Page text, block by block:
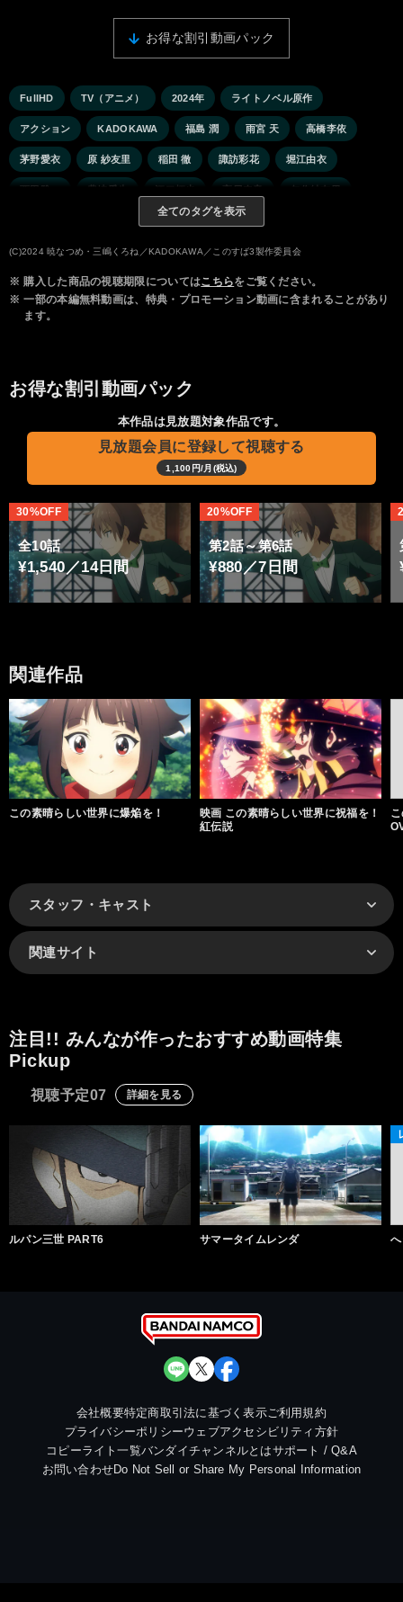
お得な割引動画パック
FullHD TV（アニメ） 2024年 ライトノベル原作
アクション KADOKAWA 福島 潤 雨宮 天 高橋李依
茅野愛衣 原 紗友里 稲田 徹 諏訪彩花 堀江由衣
西田雅一 豊崎愛生 江口拓也 高尾奏音 矢作紗友里
全てのタグを表示
(C)2024 暁なつめ・三嶋くろね／KADOKAWA／このすば3製作委員会
※ 購入した商品の視聴期限についてはこちらをご覧ください。
※ 一部の本編無料動画は、特典・プロモーション動画に含まれることがあり
ます。
お得な割引動画パック
本作品は見放題対象作品です。
見放題会員に登録して視聴する
1,100円/月(税込)
全10話
¥1,540／14日間
30%OFF
第2話～第6話
¥880／7日間
20%OFF
関連作品
この素晴らしい世界に爆焔を！
映画 この素晴らしい世界に祝福を！
紅伝説
スタッフ・キャスト
関連サイト
注目!! みんなが作ったおすすめ動画特集
Pickup
視聴予定07 詳細を見る
ルパン三世 PART6 サマータイムレンダ
会社概要特定商取引法に基づく表示ご利用規約
プライバシーポリシーウェブアクセシビリティ方針
コピーライト一覧バンダイチャンネルとはサポート / Q&A
お問い合わせDo Not Sell or Share My Personal Information